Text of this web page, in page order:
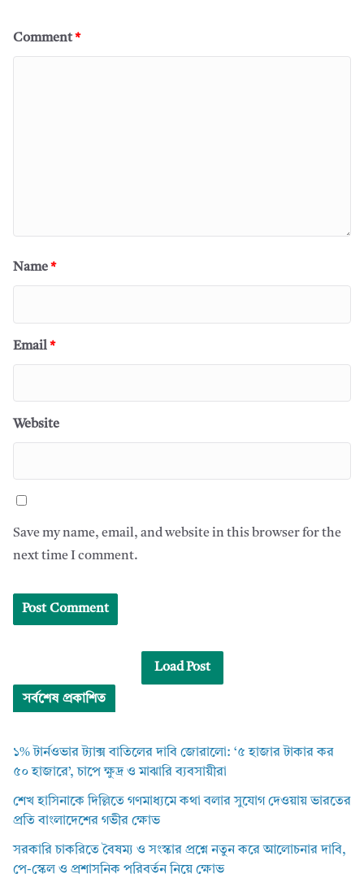
Comment*
Name*
Email*
Website
Save my name, email, and website in this browser for the
next time I comment.
Load Post
সর্বশেষ প্রকাশিত
১% টার্নওভার ট্যাক্স বাতিলের দাবি জোরালো: ‘৫ হাজার টাকার কর
৫০ হাজারে’, চাপে ক্ষুদ্র ও মাঝারি ব্যবসায়ীরা
শেখ হাসিনাকে দিল্লিতে গণমাধ্যমে কথা বলার সুযোগ দেওয়ায় ভারতের
প্রতি বাংলাদেশের গভীর ক্ষোভ
সরকারি চাকরিতে বৈষম্য ও সংস্কার প্রশ্নে নতুন করে আলোচনার দাবি,
পে-স্কেল ও প্রশাসনিক পরিবর্তন নিয়ে ক্ষোভ